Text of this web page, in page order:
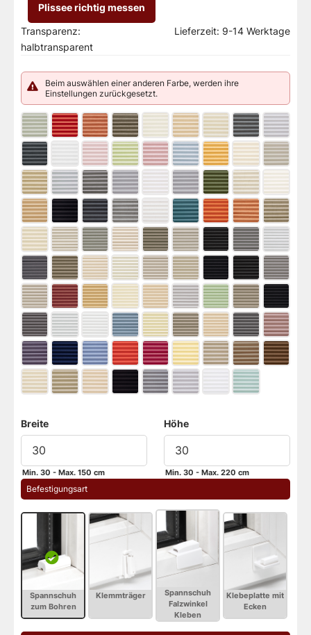
Plissee richtig messen
Transparenz:
halbtransparent
Lieferzeit: 9-14 Werktage
Beim auswählen einer anderen Farbe, werden ihre
Einstellungen zurückgesetzt.
Breite
Min. 30 - Max. 150 cm
Höhe
Min. 30 - Max. 220 cm
Befestigungsart